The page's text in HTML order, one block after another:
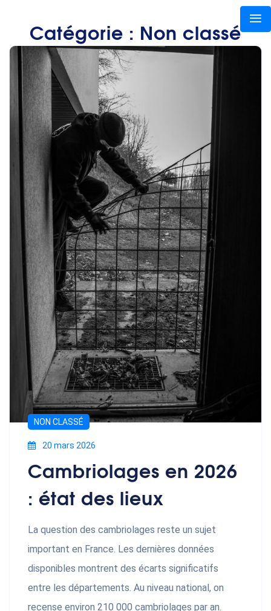
Catégorie : Non classé
NON CLASSÉ
20 mars 2026
Cambriolages en 2026
: état des lieux
La question des cambriolages reste un sujet
important en France. Les dernières données
disponibles montrent des écarts significatifs
entre les départements. Au niveau national, on
recense environ 210 000 cambriolages par an.